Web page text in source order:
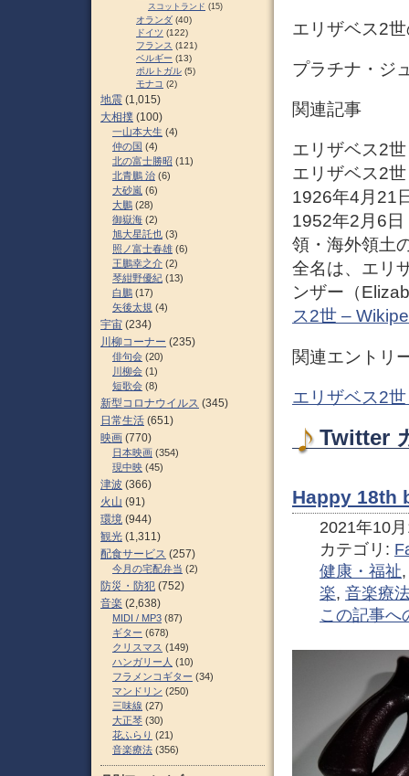
エリザベス2
プラチナ・ジ
関連記事
エリザベス2
エリザベス2
1926年4月21
1952年2月6
領・海外領土
全名は、エリ
ンザー（
ス2世 –
関連エントリ
エリザベス2
Twitter
Happy 18th
2021年10
カテゴリ:
健康・福祉
楽, 音楽療
この記事へ
スコットランド (15)
オランダ (40)
ドイツ (122)
フランス (121)
ベルギー (13)
ポルトガル (5)
モナコ (2)
地震 (1,015)
大相撲 (100)
一山本大生 (4)
仲の国 (4)
北の富士勝昭 (11)
北青鵬 治 (6)
大砂嵐 (6)
大鵬 (28)
御嶽海 (2)
旭大星託也 (3)
照ノ富士春雄 (6)
王鵬幸之介 (2)
琴紺野優紀 (13)
白鵬 (17)
矢後太規 (4)
宇宙 (234)
川柳コーナー (235)
俳句会 (20)
川柳会 (1)
短歌会 (8)
新型コロナウイルス (345)
日常生活 (651)
映画 (770)
日本映画 (354)
現中映 (45)
津波 (366)
火山 (91)
環境 (944)
観光 (1,311)
配食サービス (257)
今月の宅配弁当 (2)
防災・防犯 (752)
音楽 (2,638)
MIDI / MP3 (87)
ギター (678)
クリスマス (149)
ハンガリー人 (10)
フラメンコギター (34)
マンドリン (250)
三味線 (27)
大正琴 (30)
花ふらり (21)
音楽療法 (356)